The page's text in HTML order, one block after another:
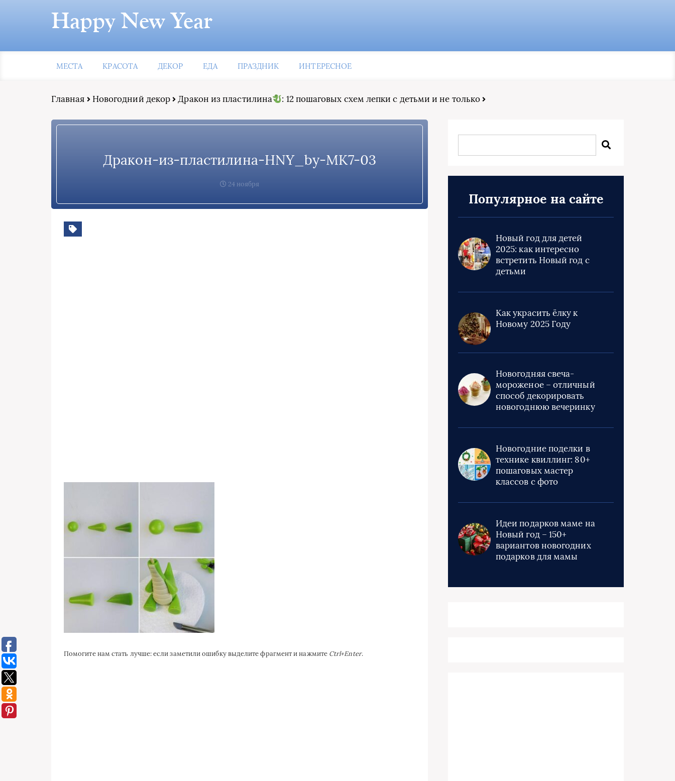
Happy New Year
МЕСТА КРАСОТА ДЕКОР ЕДА ПРАЗДНИК ИНТЕРЕСНОЕ
Главная Новогодний декор Дракон из пластилина : 12 пошаговых схем лепки с детьми и не только
Дракон-из-пластилина-HNY_by-МК7-03
24 ноября
Помогите нам стать лучше: если заметили ошибку выделите фрагмент и нажмите Ctrl+Enter.
Популярное на сайте
Новый год для детей
2025: как интересно
встретить Новый год с
детьми
Как украсить ёлку к
Новому 2025 Году
Новогодняя свеча-
мороженое – отличный
способ декорировать
новогоднюю вечеринку
Новогодние поделки в
технике квиллинг: 80+
пошаговых мастер
классов с фото
Идеи подарков маме на
Новый год – 150+
вариантов новогодних
подарков для мамы